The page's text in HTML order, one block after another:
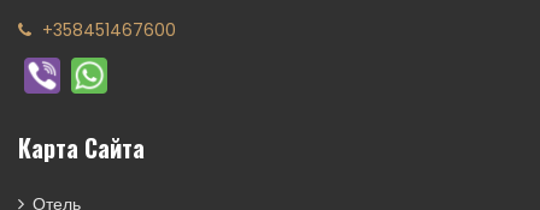
+358451467600
Карта Сайта
Отель